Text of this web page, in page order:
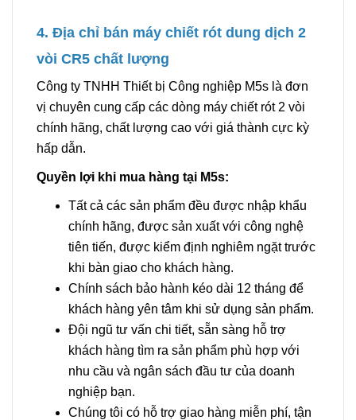
4. Địa chỉ bán máy chiết rót dung dịch 2
vòi CR5 chất lượng
Công ty TNHH Thiết bị Công nghiệp M5s là đơn
vị chuyên cung cấp các dòng máy chiết rót 2 vòi
chính hãng, chất lượng cao với giá thành cực kỳ
hấp dẫn.
Quyền lợi khi mua hàng tại M5s:
Tất cả các sản phẩm đều được nhập khẩu
chính hãng, được sản xuất với công nghệ
tiên tiến, được kiểm định nghiêm ngặt trước
khi bàn giao cho khách hàng.
Chính sách bảo hành kéo dài 12 tháng để
khách hàng yên tâm khi sử dụng sản phẩm.
Đội ngũ tư vấn chi tiết, sẵn sàng hỗ trợ
khách hàng tìm ra sản phẩm phù hợp với
nhu cầu và ngân sách đầu tư của doanh
nghiệp bạn.
Chúng tôi có hỗ trợ giao hàng miễn phí, tận